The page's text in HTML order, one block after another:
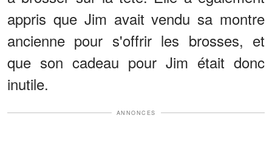
appris que Jim avait vendu sa montre
ancienne pour s'offrir les brosses, et
que son cadeau pour Jim était donc
inutile.
ANNONCES